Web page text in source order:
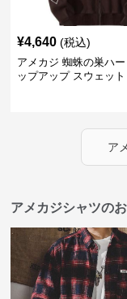
¥4,640 (税込)
アメカジ 蜘蛛の巣ハ
ップアップ スウェッ
ア
アメカジシャツの